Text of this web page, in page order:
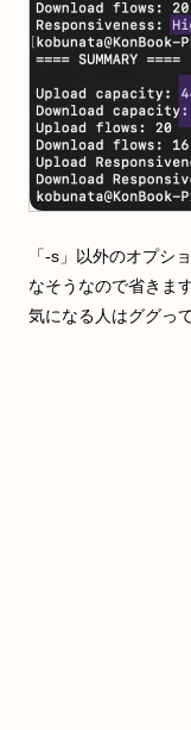
「-s」以外のオプシ
なそうなので省きます
気になる人はググっ